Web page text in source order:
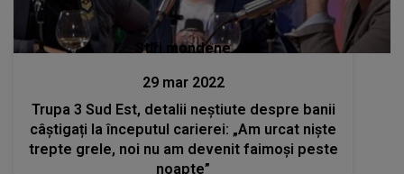
Stiri mondene
29 mar 2022
Trupa 3 Sud Est, detalii neștiute despre banii
câștigați la începutul carierei: „Am urcat niște
trepte grele, noi nu am devenit faimoși peste
noapte”